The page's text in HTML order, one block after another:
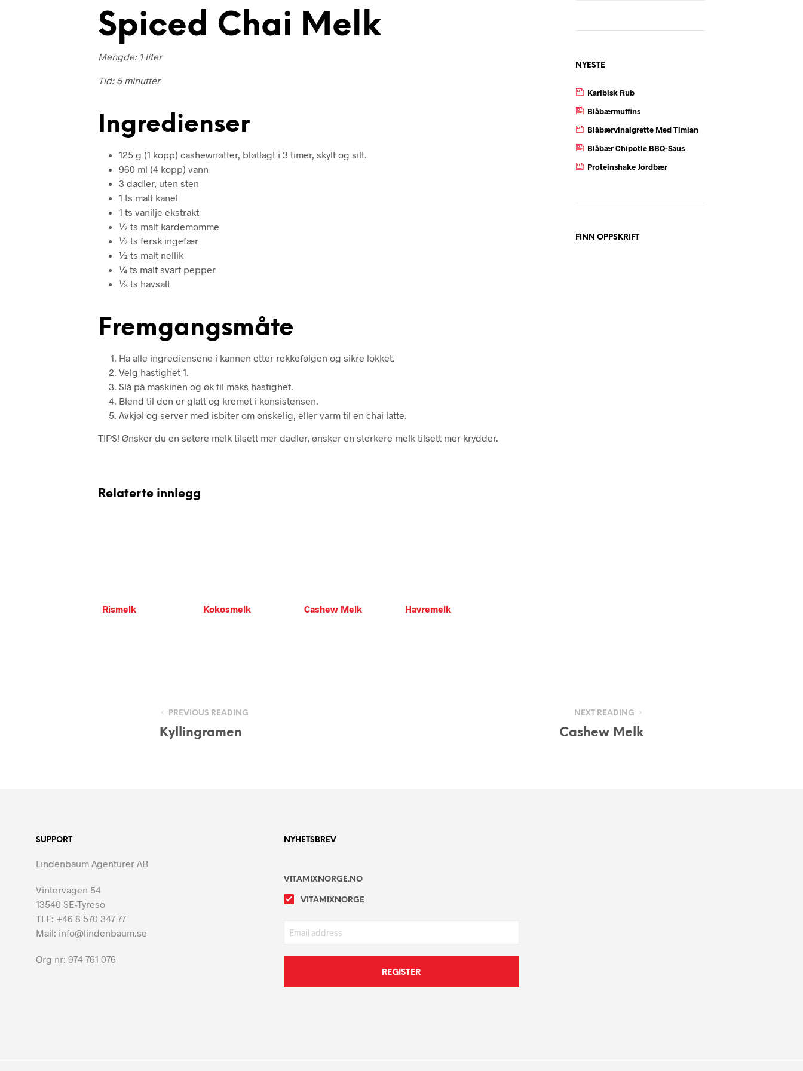
Spiced Chai Melk
Mengde: 1 liter
Tid: 5 minutter
Ingredienser
125 g (1 kopp) cashewnøtter, bløtlagt i 3 timer, skylt og silt.
960 ml (4 kopp) vann
3 dadler, uten sten
1 ts malt kanel
1 ts vanilje ekstrakt
½ ts malt kardemomme
½ ts fersk ingefær
½ ts malt nellik
¼ ts malt svart pepper
⅛ ts havsalt
Fremgangsmåte
Ha alle ingrediensene i kannen etter rekkefølgen og sikre lokket.
Velg hastighet 1.
Slå på maskinen og øk til maks hastighet.
Blend til den er glatt og kremet i konsistensen.
Avkjøl og server med isbiter om ønskelig, eller varm til en chai latte.
TIPS! Ønsker du en søtere melk tilsett mer dadler, ønsker en sterkere melk tilsett mer krydder.
Relaterte innlegg
Rismelk Kokosmelk Cashew Melk Havremelk
NYESTE
Karibisk Rub
Blåbærmuffins
Blåbærvinaigrette Med Timian
Blåbær Chipotle BBQ-Saus
Proteinshake Jordbær
FINN OPPSKRIFT
PREVIOUS READING
Kyllingramen
NEXT READING
Cashew Melk
SUPPORT
Lindenbaum Agenturer AB
Vintervägen 54
13540 SE-Tyresö
TLF: +46 8 570 347 77
Mail: info@lindenbaum.se
Org nr: 974 761 076
NYHETSBREV
VITAMIXNORGE.NO
VITAMIXNORGE